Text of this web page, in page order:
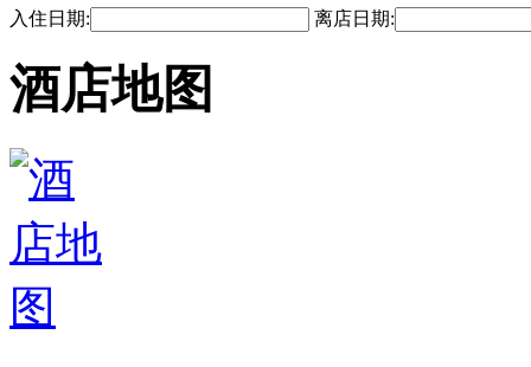
入住日期: 离店日期:
酒店地图